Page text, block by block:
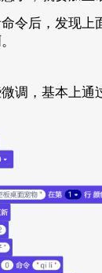
令后，发现上
调，基本上通